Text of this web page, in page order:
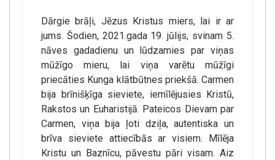
Dārgie brāļi, Jēzus Kristus miers, lai ir ar
jums. Šodien, 2021.gada 19. jūlijs, svinam 5.
nāves gadadienu un lūdzamies par viņas
mūžīgo mieru, lai viņa varētu mūžīgi
priecāties Kunga klātbūtnes priekšā. Carmen
bija brīnišķīga sieviete, iemīlējusies Kristū,
Rakstos un Euharistijā. Pateicos Dievam par
Carmen, viņa bija ļoti dziļa, autentiska un
brīva sieviete attiecībās ar visiem. Mīlēja
Kristu un Baznīcu, pāvestu pāri visam. Aiz